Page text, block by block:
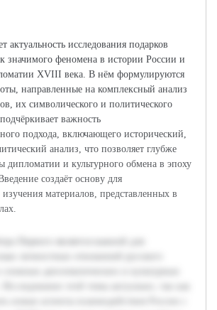
актуальность исследования подарков
значимого феномена в истории России и
XVIII века. В нём формулируются
направленные на комплексный анализ
их символического и политического
важность
подхода, включающего исторический,
анализ, что позволяет глубже
дипломатии и культурного обмена в эпоху
создаёт основу для
изучения материалов, представленных в